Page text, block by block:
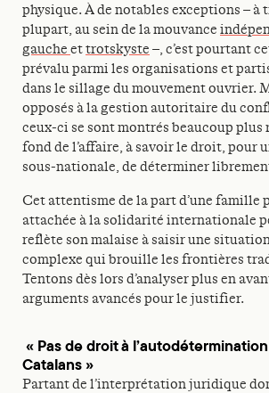
physique. À de notables exceptions – à
plupart, au sein de la mouvance
gauche ettrotskyste –, c’est pourtant
prévalu parmi les organisations et
dans le sillage du mouvement ouvrier.
opposés à la gestion autoritaire du
ceux-ci se sont montrés beaucoup plus
fond de l’affaire, à savoir le droit, pour
sous-nationale, de déterminer
Cet attentisme de la part d’une famille
attachée à la solidarité internationale
reflète son malaise à saisir une
complexe qui brouille les frontières
Tentons dès lors d’analyser plus en
arguments avancés pour le justifier.
« Pas de droit à
Catalans »
Partant de l’interprétation juridique